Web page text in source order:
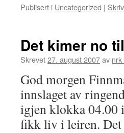
Publisert i Uncategorized |
Det kimer no
Skrevet27. august 2007av
God morgen
innslaget av
igjen klokka 04.00
fikk liv i leiren.